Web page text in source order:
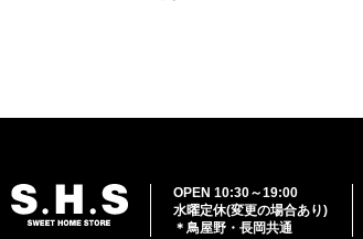
OPEN 10:30～19:00
水曜定休(変更の場合あり)
＊鳥屋野・長岡共通